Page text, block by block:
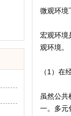
微观环境
宏观环境
观环境。
（1）在
虽然公共
一。多元